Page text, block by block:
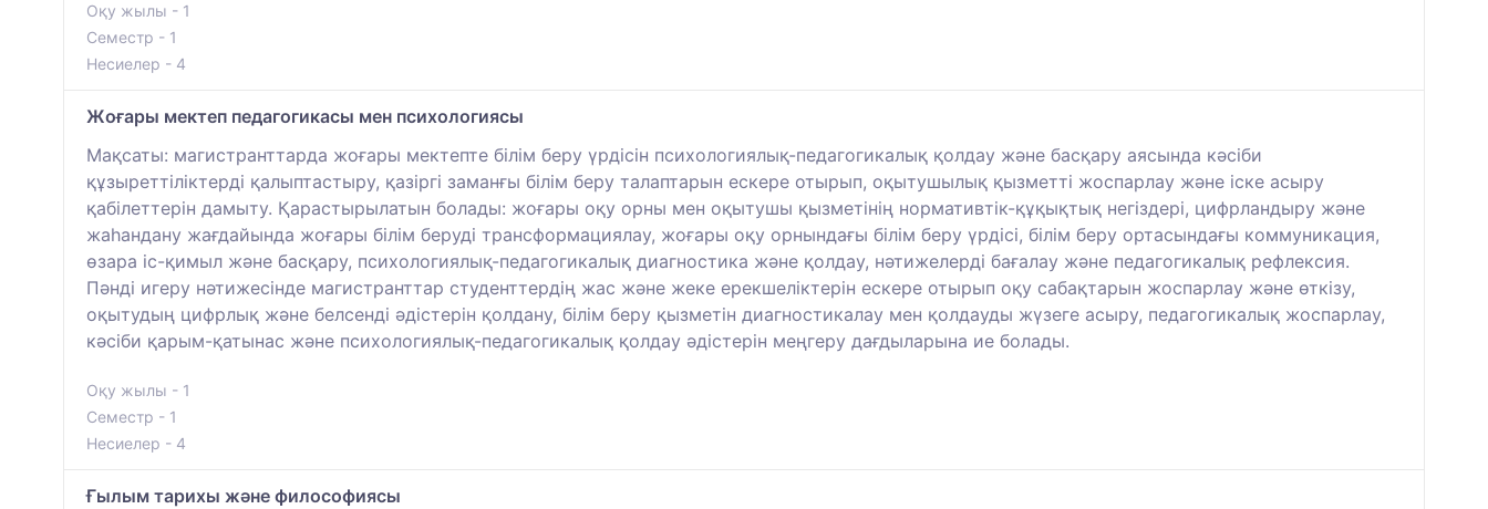
Оқу жылы - 1
Семестр - 1
Несиелер - 4
Жоғары мектеп педагогикасы мен психологиясы
Мақсаты: магистранттарда жоғары мектепте білім беру үрдісін психологиялық-педагогикалық қолдау және басқару аясында кәсіби
құзыреттіліктерді қалыптастыру, қазіргі заманғы білім беру талаптарын ескере отырып, оқытушылық қызметті жоспарлау және іске асыру
қабілеттерін дамыту. Қарастырылатын болады: жоғары оқу орны мен оқытушы қызметінің нормативтік-құқықтық негіздері, цифрландыру және
жаһандану жағдайында жоғары білім беруді трансформациялау, жоғары оқу орнындағы білім беру үрдісі, білім беру ортасындағы коммуникация,
өзара іс-қимыл және басқару, психологиялық-педагогикалық диагностика және қолдау, нәтижелерді бағалау және педагогикалық рефлексия.
Пәнді игеру нәтижесінде магистранттар студенттердің жас және жеке ерекшеліктерін ескере отырып оқу сабақтарын жоспарлау және өткізу,
оқытудың цифрлық және белсенді әдістерін қолдану, білім беру қызметін диагностикалау мен қолдауды жүзеге асыру, педагогикалық жоспарлау,
кәсіби қарым-қатынас және психологиялық-педагогикалық қолдау әдістерін меңгеру дағдыларына ие болады.
Оқу жылы - 1
Семестр - 1
Несиелер - 4
Ғылым тарихы және философиясы